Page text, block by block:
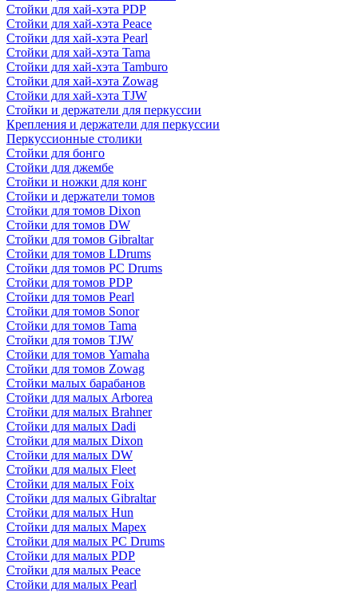
Стойки для хай-хэта PDP
Стойки для хай-хэта Peace
Стойки для хай-хэта Pearl
Стойки для хай-хэта Tama
Стойки для хай-хэта Tamburo
Стойки для хай-хэта Zowag
Стойки для хай-хэта TJW
Стойки и держатели для перкуссии
Крепления и держатели для перкуссии
Перкуссионные столики
Стойки для бонго
Стойки для джембе
Стойки и ножки для конг
Стойки и держатели томов
Стойки для томов Dixon
Стойки для томов DW
Стойки для томов Gibraltar
Стойки для томов LDrums
Стойки для томов PC Drums
Стойки для томов PDP
Стойки для томов Pearl
Стойки для томов Sonor
Стойки для томов Tama
Стойки для томов TJW
Стойки для томов Yamaha
Стойки для томов Zowag
Стойки малых барабанов
Стойки для малых Arborea
Стойки для малых Brahner
Стойки для малых Dadi
Стойки для малых Dixon
Стойки для малых DW
Стойки для малых Fleet
Стойки для малых Foix
Стойки для малых Gibraltar
Стойки для малых Hun
Стойки для малых Mapex
Стойки для малых PC Drums
Стойки для малых PDP
Стойки для малых Peace
Стойки для малых Pearl